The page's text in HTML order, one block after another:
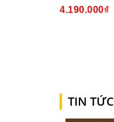
4.190.000₫
TIN TỨC